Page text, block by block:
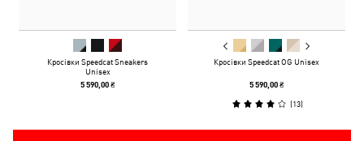
Кросівки Speedcat Sneakers
Unisex
5 590,00 ₴
Кросівки Speedcat OG Unisex
5 590,00 ₴
(13)